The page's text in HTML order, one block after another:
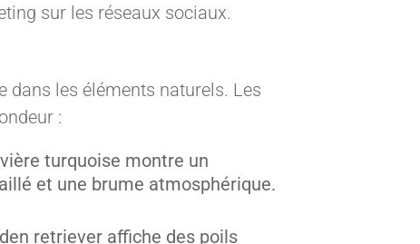
sur les réseaux sociaux.
dans les éléments naturels. Les
:
turquoise montre un
et une brume atmosphérique.
retriever affiche des poils